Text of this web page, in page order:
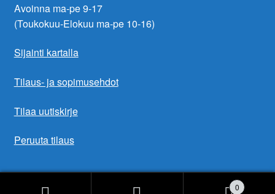
Avoinna ma-pe 9-17
(Toukokuu-Elokuu ma-pe 10-16)
Sijainti kartalla
Tilaus- ja sopimusehdot
Tilaa uutiskirje
Peruuta tilaus
0